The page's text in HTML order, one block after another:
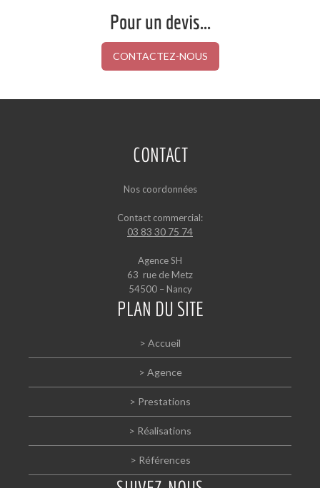
Pour un devis...
CONTACTEZ-NOUS
CONTACT
Nos coordonnées
Contact commercial:
03 83 30 75 74
Agence SH
63 rue de Metz
54500 – Nancy
PLAN DU SITE
> Accueil
> Agence
> Prestations
> Réalisations
> Références